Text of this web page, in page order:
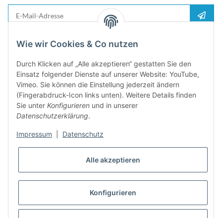
Wie wir Cookies & Co nutzen
Durch Klicken auf „Alle akzeptieren“ gestatten Sie den
Einsatz folgender Dienste auf unserer Website: YouTube,
Vimeo. Sie können die Einstellung jederzeit ändern
(Fingerabdruck-Icon links unten). Weitere Details finden
Sie unter Konfigurieren und in unserer
Datenschutzerklärung.
Impressum Datenschutz
Alle akzeptieren
Konfigurieren
Bitte senden Sie mir entsprechend Ihrer
jederzeit widerruflich Informationen zu Ihrem Produktsortiment per E-Mail zu.
Newsletter abonieren und5%Rabatt-Guschein erhalten. Für Ihren
nächsten Einkauf. Den Gutschein erhalten Sie per Email nach der
erfolgreichen Bestätigung Ihrer Email-Adresse
* Alle Preise inkl. gesetzlicher USt., zzgl.Versand